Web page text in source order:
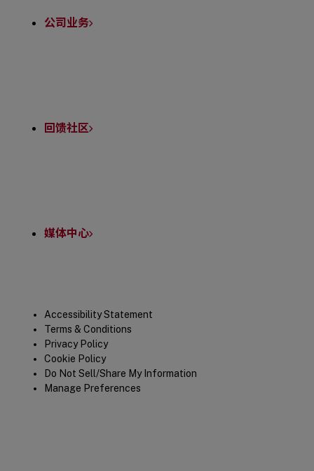
公司业务
回馈社区
媒体中心
LegalAccessibility Statement
Terms & Conditions
Privacy Policy
Cookie Policy
Do Not Sell/Share My Information
Manage Preferences